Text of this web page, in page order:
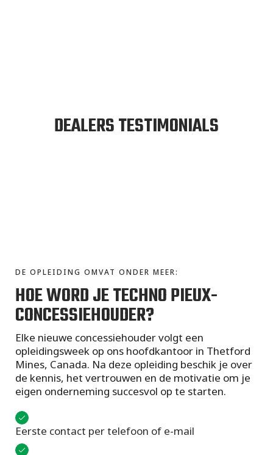
DEALERS TESTIMONIALS
DE OPLEIDING OMVAT ONDER MEER:
HOE WORD JE TECHNO PIEUX-
CONCESSIEHOUDER?
Elke nieuwe concessiehouder volgt een
opleidingsweek op ons hoofdkantoor in Thetford
Mines, Canada. Na deze opleiding beschik je over
de kennis, het vertrouwen en de motivatie om je
eigen onderneming succesvol op te starten.
Eerste contact per telefoon of e-mail